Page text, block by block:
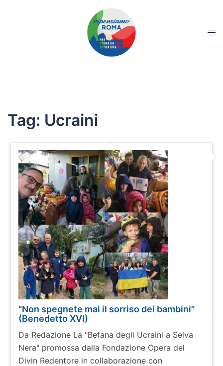
Tag: Ucraini
“Non spegnete mai il sorriso dei bambini”
(Benedetto XVI)
Da Redazione La "Befana degli Ucraini a Selva
Nera" promossa dalla Fondazione Opera del
Divin Redentore in collaborazione con